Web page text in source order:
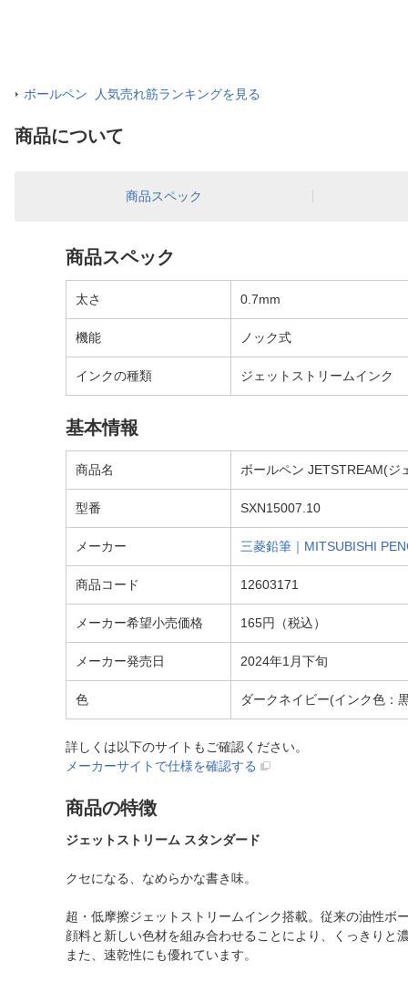
ボールペン 人気売れ筋ランキングを見る
商品について
商品スペック
商品スペック
太さ 0.7mm
機能 ノック式
インクの種類 ジェットストリームインク
基本情報
商品名 ボールペン JETSTREAM(ジ
型番 SXN15007.10
メーカー 三菱鉛筆｜MITSUBISHI
商品コード 12603171
メーカー希望小売価格 165円（税込）
メーカー発売日 2024年1月下旬
色 ダークネイビー(インク色：
詳しくは以下のサイトもご確認ください。
メーカーサイトで仕様を確認する
商品の特徴
ジェットストリーム スタンダード
クセになる、なめらかな書き味。
超・低摩擦ジェットストリームインク搭載。従来の油性ボ
顔料と新しい色材を組み合わせることにより、くっきりと
また、速乾性にも優れています。